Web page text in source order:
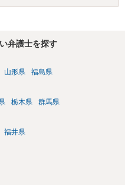
弁護士を探す
山形県 福島県
栃木県 群馬県
福井県